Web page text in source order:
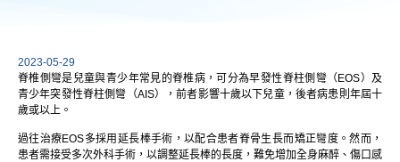
2023-05-29
脊椎側彎是兒童與青少年常見的脊椎病，可分為早發性脊柱側彎（EOS）及
青少年突發性脊柱側彎（AIS），前者影響十歲以下兒童，後者病患則年屆十
歲或以上。
過往治療EOS多採用延長棒手術，以配合患者脊骨生長而矯正彎度。然而，
患者需接受多次外科手術，以調整延長棒的長度，難免增加全身麻醉、傷口感